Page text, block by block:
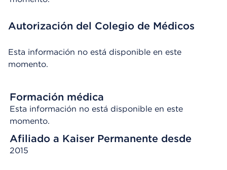
Autorización del Colegio de Médicos
Esta información no está disponible en este
momento.
Formación médica
Esta información no está disponible en este
momento.
Afiliado a Kaiser Permanente desde
2015